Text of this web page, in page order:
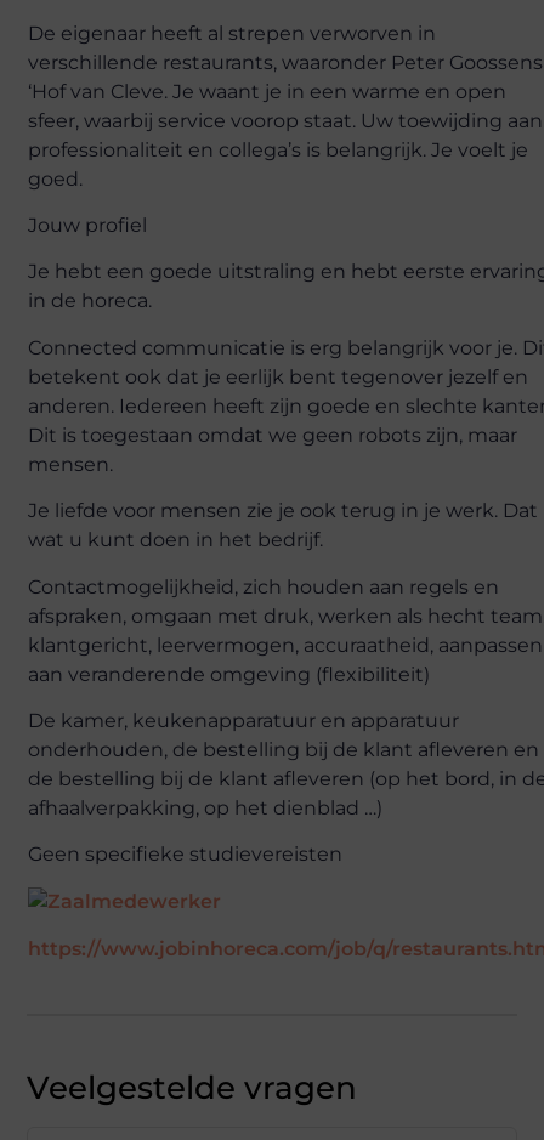
De eigenaar heeft al strepen verworven in
verschillende restaurants, waaronder Peter Goossens
‘Hof van Cleve. Je waant je in een warme en open
sfeer, waarbij service voorop staat. Uw toewijding aan
professionaliteit en collega’s is belangrijk. Je voelt je
goed.
Jouw profiel
Je hebt een goede uitstraling en hebt eerste
in de horeca.
Connected communicatie is erg belangrijk voor je.
betekent ook dat je eerlijk bent tegenover jezelf en
anderen. Iedereen heeft zijn goede en slechte
Dit is toegestaan ​​omdat we geen robots zijn, maar
mensen.
Je liefde voor mensen zie je ook terug in je werk. Dat
wat u kunt doen in het bedrijf.
Contactmogelijkheid, zich houden aan regels en
afspraken, omgaan met druk, werken als hecht
klantgericht, leervermogen, accuraatheid, aanpassen
aan veranderende omgeving (flexibiliteit)
De kamer, keukenapparatuur en apparatuur
onderhouden, de bestelling bij de klant afleveren en
de bestelling bij de klant afleveren (op het bord, in
afhaalverpakking, op het dienblad …)
Geen specifieke studievereisten
https://www.jobinhoreca.com/job/q/
Veelgestelde vragen